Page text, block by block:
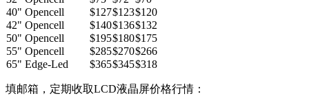
40" Opencell
$127$123$120
42" Opencell
$140$136$132
50" Opencell
$195$180$175
55" Opencell
$285$270$266
65" Edge-Led
$365$345$318
填邮箱，定期收取LCD液晶屏价格行情：